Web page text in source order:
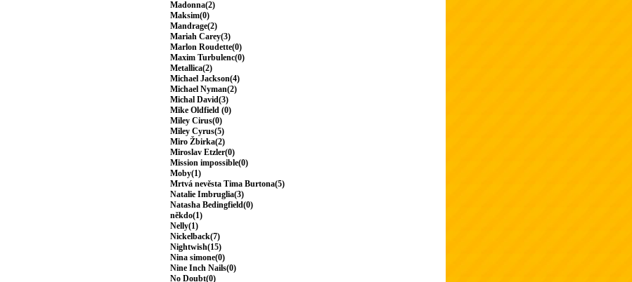
Madonna(2)
Maksim(0)
Mandrage(2)
Mariah Carey(3)
Marlon Roudette(0)
Maxim Turbulenc(0)
Metallica(2)
Michael Jackson(4)
Michael Nyman(2)
Michal David(3)
Mike Oldfield (0)
Miley Cirus(0)
Miley Cyrus(5)
Miro Žbirka(2)
Miroslav Etzler(0)
Mission impossible(0)
Moby(1)
Mrtvá nevěsta Tima Burtona(5)
Natalie Imbruglia(3)
Natasha Bedingfield(0)
někdo(1)
Nelly(1)
Nickelback(7)
Nightwish(15)
Nina simone(0)
Nine Inch Nails(0)
No Doubt(0)